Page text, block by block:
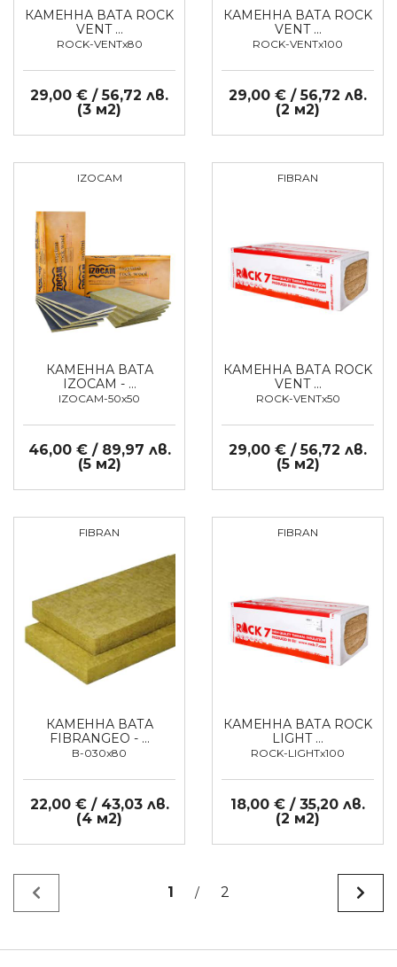
КАМЕННА ВАТА ROCK
VENT …
ROCK-VENTx80
29,00 € / 56,72 лв.
(3 м2)
КАМЕННА ВАТА ROCK
VENT …
ROCK-VENTx100
29,00 € / 56,72 лв.
(2 м2)
IZOCAM
КАМЕННА ВАТА
IZOCAM - …
IZOCAM-50x50
46,00 € / 89,97 лв.
(5 м2)
FIBRAN
КАМЕННА ВАТА ROCK
VENT …
ROCK-VENTx50
29,00 € / 56,72 лв.
(5 м2)
FIBRAN
КАМЕННА ВАТА
FIBRANGEO - …
B-030x80
22,00 € / 43,03 лв.
(4 м2)
FIBRAN
КАМЕННА ВАТА ROCK
LIGHT …
ROCK-LIGHTx100
18,00 € / 35,20 лв.
(2 м2)
1 / 2